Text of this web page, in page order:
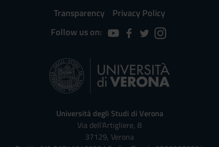
Transparency
Privacy Policy
Follow us on:
Università degli Studi di Verona
Via dell'Artigliere, 8
37129, Verona